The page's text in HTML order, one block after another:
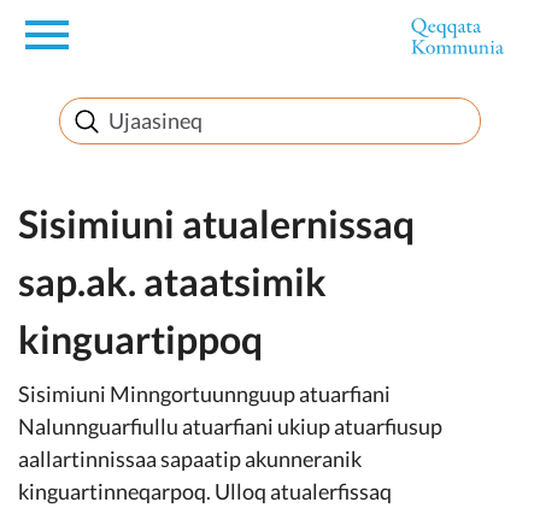
en
Innuttaasunut
Inuussutissarsiorneq
Politikki
Takornariat
Imminut sullinneq
Sisimiuni atualernissaq
sap.ak. ataatsimik
kinguartippoq
Sisimiuni Minngortuunnguup atuarfiani
Nalunnguarfiullu atuarfiani ukiup atuarfiusup
aallartinnissaa sapaatip akunneranik
kinguartinneqarpoq. Ulloq atualerfissaq